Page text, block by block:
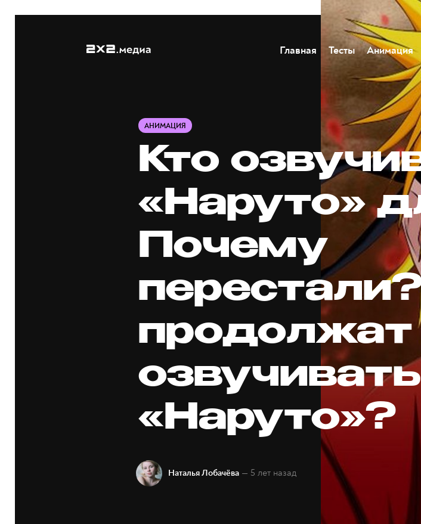
Главная Тесты Анимация
АНИМАЦИЯ
Кто
«Наруто»
Почему
продолжат
озвучивать
«Наруто»?
Наталья Лобачёва — 5 лет назад